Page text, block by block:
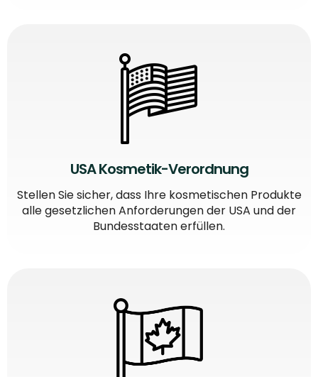
USA Kosmetik-Verordnung
Stellen Sie sicher, dass Ihre kosmetischen Produkte
alle gesetzlichen Anforderungen der USA und der
Bundesstaaten erfüllen.